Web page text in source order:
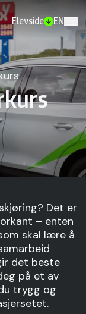
Elevside EN
Det er
– enten
skal lære å
det beste
på et av
trygg og